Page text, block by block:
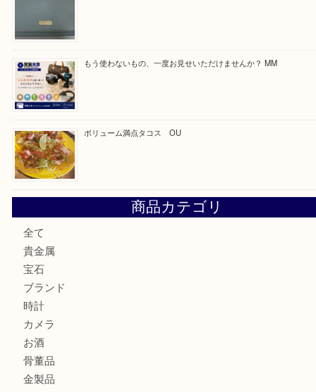
カステルバジャックのバッグのお買取り出ております！ MM
COACHのバッグのお買取り出ております！ MM
ブランド財布、処分する前に買取大吉まで！ MM